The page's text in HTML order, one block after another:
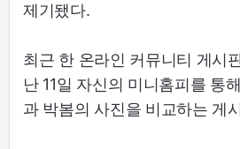
제기됐다.
최근 한 온라인 커뮤니티 게시
난 11일 자신의 미니홈피를 통
과 박봄의 사진을 비교하는 게